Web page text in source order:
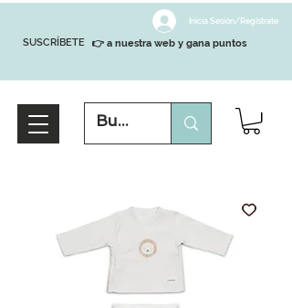
SUSCRÍBETE
Inicia Sesión/Regístrate
👉 a nuestra web y gana puntos